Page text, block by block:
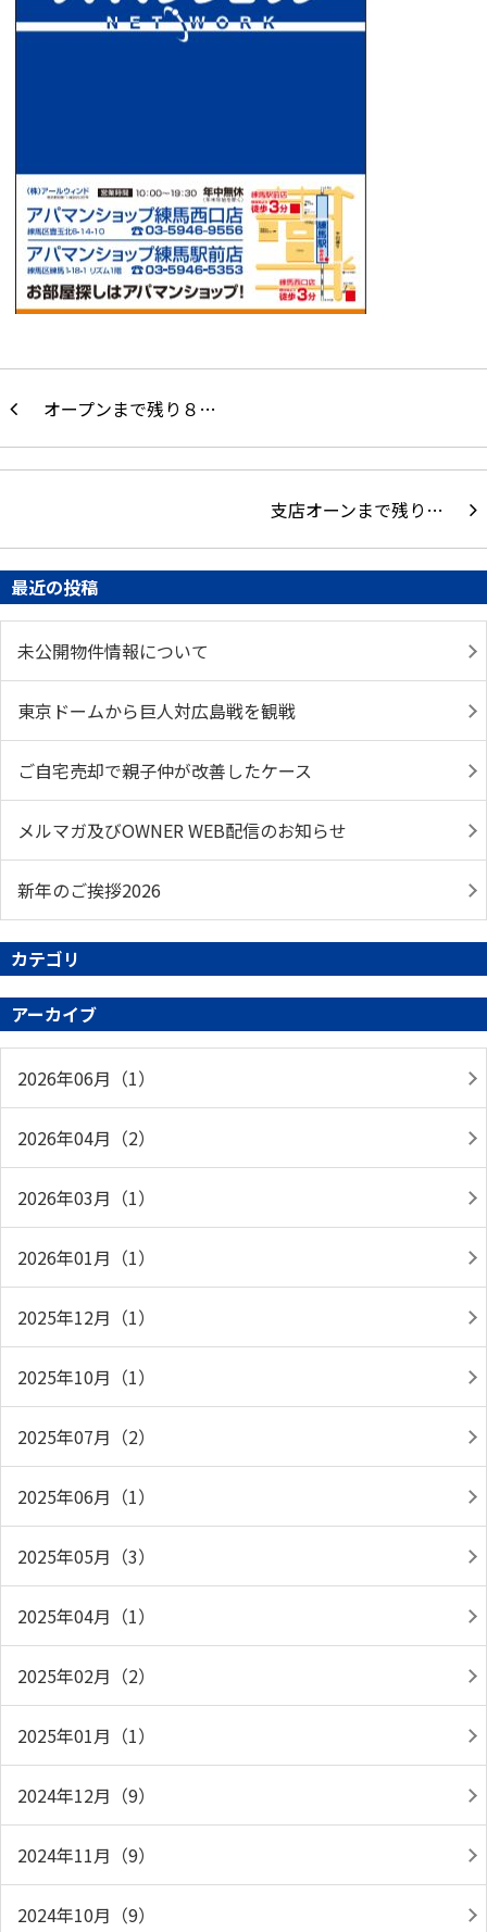
オープンまで残り８…
支店オーンまで残り…
最近の投稿
未公開物件情報について
東京ドームから巨人対広島戦を観戦
ご自宅売却で親子仲が改善したケース
メルマガ及びOWNER WEB配信のお知らせ
新年のご挨拶2026
カテゴリ
アーカイブ
2026年06月（1）
2026年04月（2）
2026年03月（1）
2026年01月（1）
2025年12月（1）
2025年10月（1）
2025年07月（2）
2025年06月（1）
2025年05月（3）
2025年04月（1）
2025年02月（2）
2025年01月（1）
2024年12月（9）
2024年11月（9）
2024年10月（9）